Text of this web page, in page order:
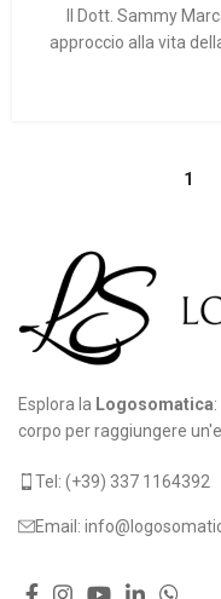
Il Dott. Sammy
approccio alla vita
1
Esplora la Logosomatica
corpo per raggiungere
Tel: (+39) 337 1164392
Email: